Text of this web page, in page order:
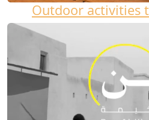
Outdoor activities